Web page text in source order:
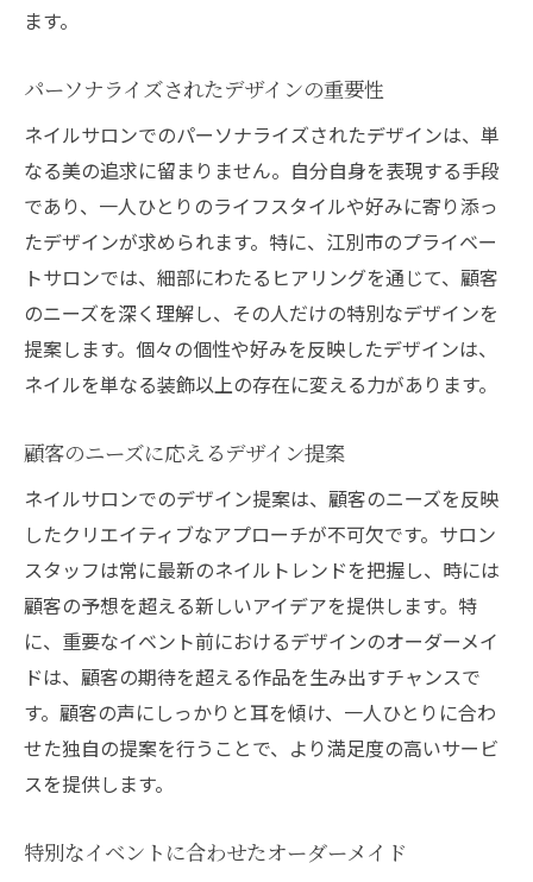
顧客ニーズの的確な把握
ヒアリングのプロセスとその効果
コミュニケーションの重要性
期待を上回るデザイン提案
顧客フィードバックの活用
ヒアリングが叶える理想の指先
理想のネイルデザインを実現するためのポイン
ト
プロフェッショナルなアドバイスの活用
デザイン決定前のインスピレーション探し
ネイルサロン選びの基準
理想に近づくためのコミュニケーション
デザイン実現のための準備と心構え
ネイルサロンでのリラックスできる空間作り
快適な施術環境の重要性
インテリアとリラクゼーション
音楽と香りの演出
ストレスフリーな施術の工夫
ます。
パーソナライズされたデザインの重要性
ネイルサロンでのパーソナライズされたデザインは、単
なる美の追求に留まりません。自分自身を表現する手段
であり、一人ひとりのライフスタイルや好みに寄り添っ
たデザインが求められます。特に、江別市のプライベー
トサロンでは、細部にわたるヒアリングを通じて、顧客
のニーズを深く理解し、その人だけの特別なデザインを
提案します。個々の個性や好みを反映したデザインは、
ネイルを単なる装飾以上の存在に変える力があります。
顧客のニーズに応えるデザイン提案
ネイルサロンでのデザイン提案は、顧客のニーズを反映
したクリエイティブなアプローチが不可欠です。サロン
スタッフは常に最新のネイルトレンドを把握し、時には
顧客の予想を超える新しいアイデアを提供します。特
に、重要なイベント前におけるデザインのオーダーメイ
ドは、顧客の期待を超える作品を生み出すチャンスで
す。顧客の声にしっかりと耳を傾け、一人ひとりに合わ
せた独自の提案を行うことで、より満足度の高いサービ
スを提供します。
特別なイベントに合わせたオーダーメイド